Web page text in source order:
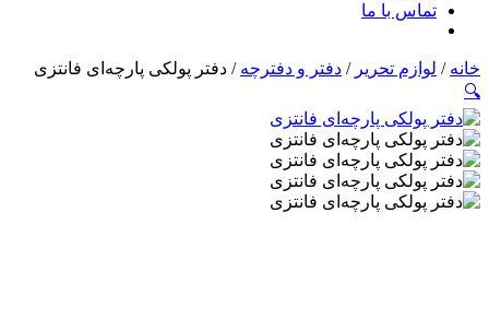
تماس با ما
خانه / لوازم تحریر / دفتر و دفترچه / دفتر پولکی پارچه‌ای فانتزی
🔍